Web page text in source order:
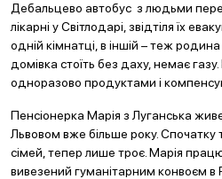
Дебальцево автобус з людьми
лікарні у Світлодарі, звідтіля їх
одній кімнатці, в іншій – теж
домівка стоїть без даху, немає
одноразово продуктами і
Пенсіонерка Марія з Луганська
Львовом вже більше року.
сімей, тепер лише троє. Марія
вивезений гуманітарним конвоєм в